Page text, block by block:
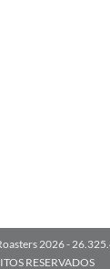
2026 -
RESERVADOS